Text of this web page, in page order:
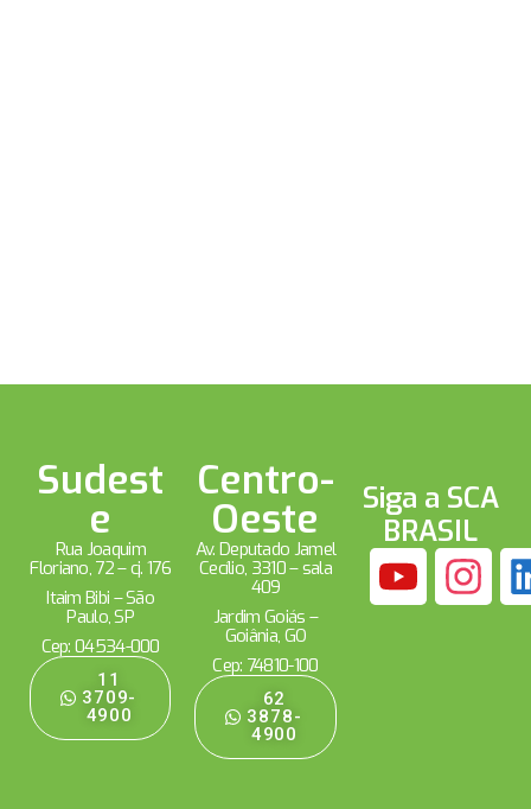
Sudest
e
Rua Joaquim
Floriano, 72 – cj. 176
Itaim Bibi – São
Paulo, SP
Cep: 04534-000
11
3709-
4900
Centro-
Oeste
Av. Deputado Jamel
Cecílio, 3310 – sala
409
Jardim Goiás –
Goiânia, GO
Cep: 74810-100
62
3878-
4900
Siga a SCA
BRASIL